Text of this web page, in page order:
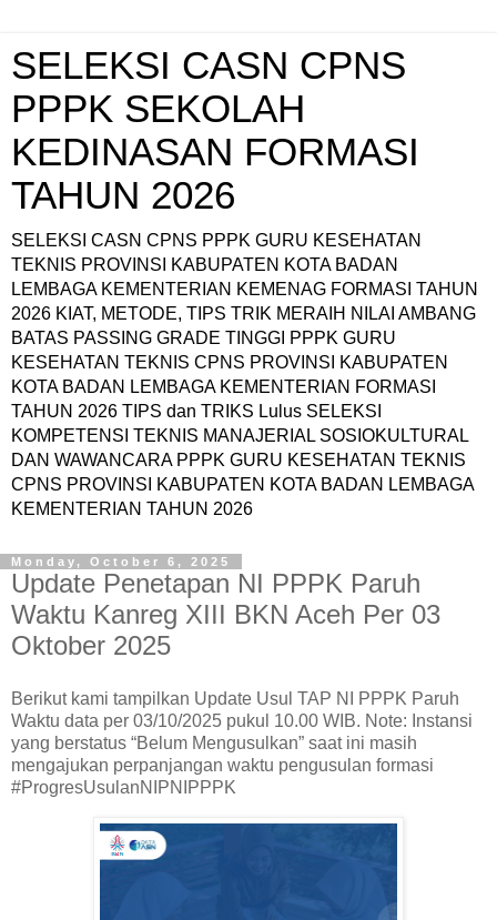
SELEKSI CASN CPNS
PPPK SEKOLAH
KEDINASAN FORMASI
TAHUN 2026
SELEKSI CASN CPNS PPPK GURU KESEHATAN
TEKNIS PROVINSI KABUPATEN KOTA BADAN
LEMBAGA KEMENTERIAN KEMENAG FORMASI TAHUN
2026 KIAT, METODE, TIPS TRIK MERAIH NILAI AMBANG
BATAS PASSING GRADE TINGGI PPPK GURU
KESEHATAN TEKNIS CPNS PROVINSI KABUPATEN
KOTA BADAN LEMBAGA KEMENTERIAN FORMASI
TAHUN 2026 TIPS dan TRIKS Lulus SELEKSI
KOMPETENSI TEKNIS MANAJERIAL SOSIOKULTURAL
DAN WAWANCARA PPPK GURU KESEHATAN TEKNIS
CPNS PROVINSI KABUPATEN KOTA BADAN LEMBAGA
KEMENTERIAN TAHUN 2026
Monday, October 6, 2025
Update Penetapan NI PPPK Paruh
Waktu Kanreg XIII BKN Aceh Per 03
Oktober 2025
Berikut kami tampilkan Update Usul TAP NI PPPK Paruh
Waktu data per 03/10/2025 pukul 10.00 WIB. Note: Instansi
yang berstatus “Belum Mengusulkan” saat ini masih
mengajukan perpanjangan waktu pengusulan formasi
#ProgresUsulanNIPNIPPPK